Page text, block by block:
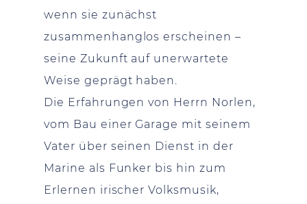
wenn sie zunächst
zusammenhanglos erscheinen –
seine Zukunft auf unerwartete
Weise geprägt haben.
Die Erfahrungen von Herrn Norlen,
vom Bau einer Garage mit seinem
Vater über seinen Dienst in der
Marine als Funker bis hin zum
Erlernen irischer Volksmusik,